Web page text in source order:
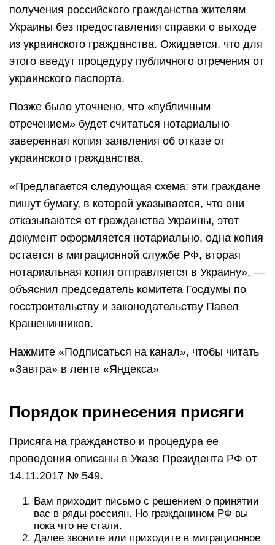
получения российского гражданства жителям
Украины без предоставления справки о выходе
из украинского гражданства. Ожидается, что для
этого введут процедуру публичного отречения от
украинского паспорта.
Позже было уточнено, что «публичным
отречением» будет считаться нотариально
заверенная копия заявления об отказе от
украинского гражданства.
«Предлагается следующая схема: эти граждане
пишут бумагу, в которой указывается, что они
отказываются от гражданства Украины, этот
документ оформляется нотариально, одна копия
остается в миграционной службе РФ, вторая
нотариальная копия отправляется в Украину», —
объяснил председатель комитета Госдумы по
госстроительству и законодательству Павел
Крашенинников.
Нажмите «Подписаться на канал», чтобы читать
«Завтра» в ленте «Яндекса»
Порядок принесения присяги
Присяга на гражданство и процедура ее
проведения описаны в Указе Президента РФ от
14.11.2017 № 549.
Вам приходит письмо с решением о принятии
вас в ряды россиян. Но гражданином РФ вы
пока что не стали.
Далее звоните или приходите в миграционное